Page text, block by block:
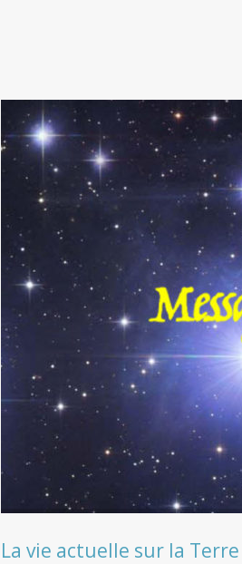
La vie actuelle sur la Terre